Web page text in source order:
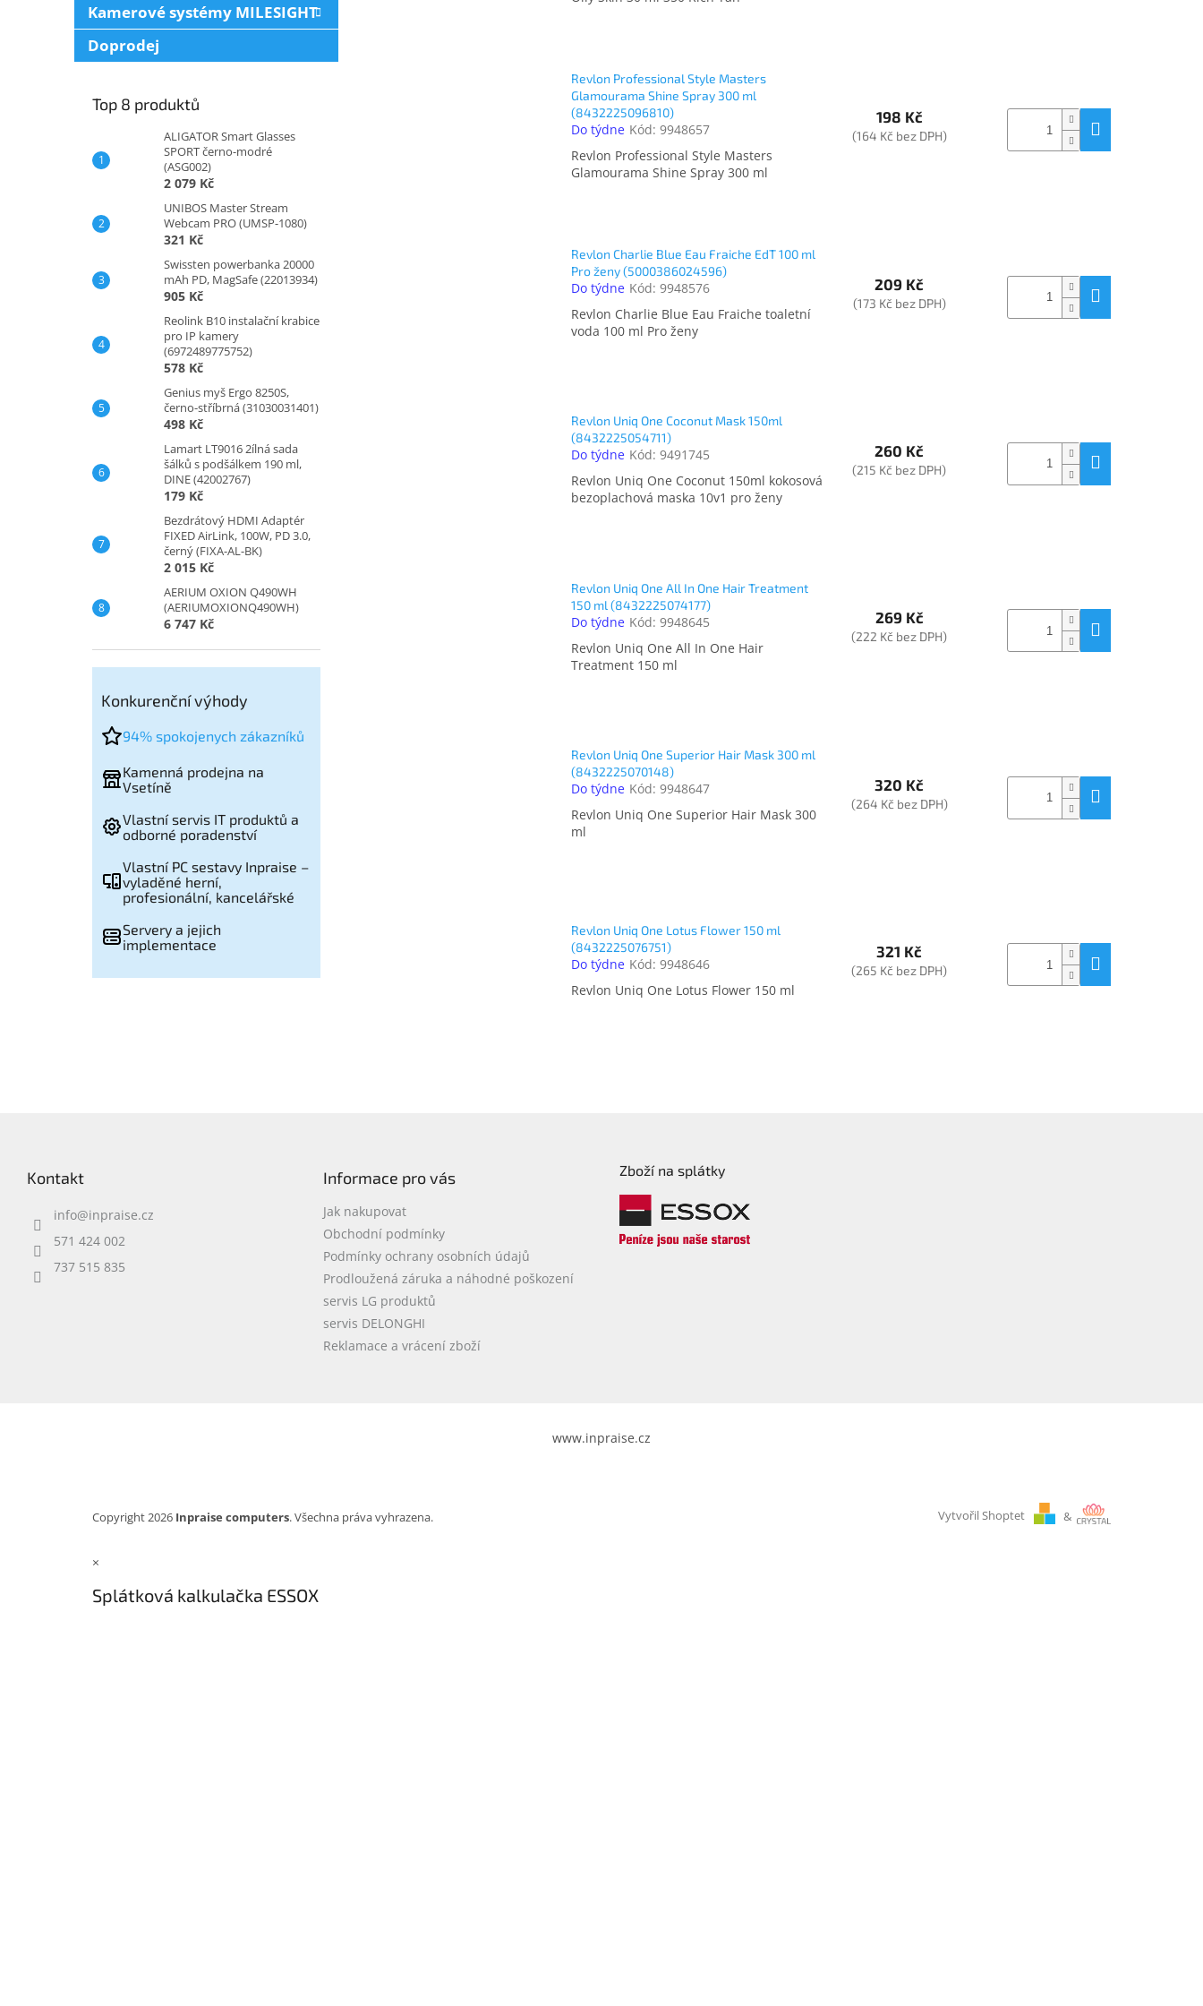
Kamerové systémy MILESIGHT
Doprodej
Top 8 produktů
ALIGATOR Smart Glasses
SPORT černo-modré
(ASG002)
2 079 Kč
UNIBOS Master Stream
Webcam PRO (UMSP-1080)
321 Kč
Swissten powerbanka 20000
mAh PD, MagSafe (22013934)
905 Kč
Reolink B10 instalační krabice
pro IP kamery
(6972489775752)
578 Kč
Genius myš Ergo 8250S,
černo-stříbrná (31030031401)
498 Kč
Lamart LT9016 2ílná sada
šálků s podšálkem 190 ml,
DINE (42002767)
179 Kč
Bezdrátový HDMI Adaptér
FIXED AirLink, 100W, PD 3.0,
černý (FIXA-AL-BK)
2 015 Kč
AERIUM OXION Q490WH
(AERIUMOXIONQ490WH)
6 747 Kč
Konkurenční výhody
94% spokojenych zákazníků
Kamenná prodejna na
Vsetíně
Vlastní servis IT produktů a
odborné poradenství
Vlastní PC sestavy Inpraise –
vyladěné herní,
profesionální, kancelářské
Servery a jejich
implementace
Revlon Professional Style Masters
Glamourama Shine Spray 300 ml
(8432225096810)
Do týdne Kód: 9948657
Revlon Professional Style Masters
Glamourama Shine Spray 300 ml
198 Kč
(164 Kč bez DPH)
Revlon Charlie Blue Eau Fraiche EdT 100 ml
Pro ženy (5000386024596)
Do týdne Kód: 9948576
Revlon Charlie Blue Eau Fraiche toaletní
voda 100 ml Pro ženy
209 Kč
(173 Kč bez DPH)
Revlon Uniq One Coconut Mask 150ml
(8432225054711)
Do týdne Kód: 9491745
Revlon Uniq One Coconut 150ml kokosová
bezoplachová maska 10v1 pro ženy
260 Kč
(215 Kč bez DPH)
Revlon Uniq One All In One Hair Treatment
150 ml (8432225074177)
Do týdne Kód: 9948645
Revlon Uniq One All In One Hair
Treatment 150 ml
269 Kč
(222 Kč bez DPH)
Revlon Uniq One Superior Hair Mask 300 ml
(8432225070148)
Do týdne Kód: 9948647
Revlon Uniq One Superior Hair Mask 300
ml
320 Kč
(264 Kč bez DPH)
Revlon Uniq One Lotus Flower 150 ml
(8432225076751)
Do týdne Kód: 9948646
Revlon Uniq One Lotus Flower 150 ml
321 Kč
(265 Kč bez DPH)
r
k
Kontakt
info@inpraise.cz
571 424 002
737 515 835
Informace pro vás
Jak nakupovat
Obchodní podmínky
Podmínky ochrany osobních údajů
Prodloužená záruka a náhodné poškození
servis LG produktů
servis DELONGHI
Reklamace a vrácení zboží
Zboží na splátky
www.inpraise.cz
Vytvořil Shoptet &
Copyright 2026 Inpraise computers. Všechna práva vyhrazena.
×
Splátková kalkulačka ESSOX